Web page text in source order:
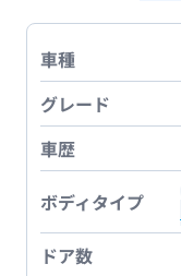
車種
グレード
車歴
ボディタイプ
ドア数